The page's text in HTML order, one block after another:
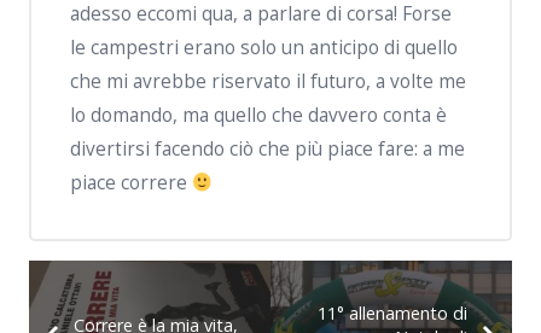
adesso eccomi qua, a parlare di corsa! Forse
le campestri erano solo un anticipo di quello
che mi avrebbe riservato il futuro, a volte me
lo domando, ma quello che davvero conta è
divertirsi facendo ciò che più piace fare: a me
piace correre
Correre è la mia vita,
11° allenamento di